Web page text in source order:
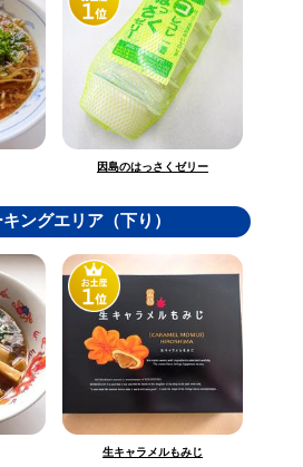
因島のはっさくゼリー
ングエリア（下り）
生キャラメルもみじ